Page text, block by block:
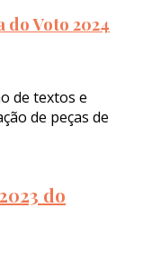
Voto 2024
de textos e
de peças de
do